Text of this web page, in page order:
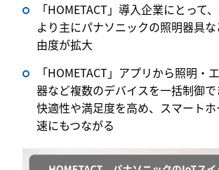
「HOMETACT」導入企業にとって
より主にパナソニックの照明器具
由度が拡大
「HOMETACT」アプリから照明・
器など複数のデバイスを一括制御
快適性や満足度を高め、スマート
速にもつながる